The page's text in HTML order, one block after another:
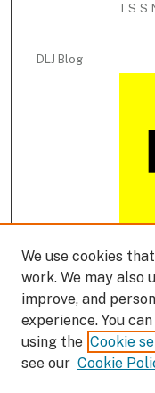
DLJ Blog
We use cookies
work. We may also
improve, and
experience. You
using the Cookie
see our Cookie